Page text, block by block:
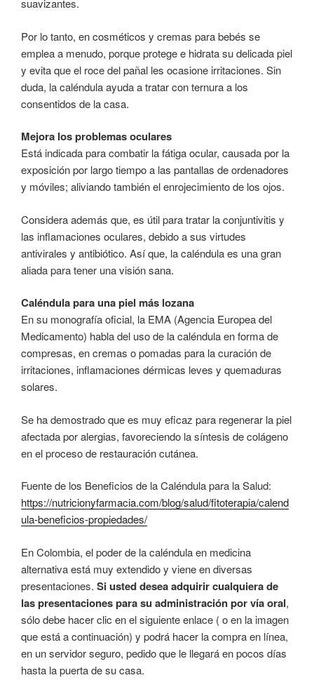
suavizantes.
Por lo tanto, en cosméticos y cremas para bebés se
emplea a menudo, porque protege e hidrata su delicada piel
y evita que el roce del pañal les ocasione irritaciones. Sin
duda, la caléndula ayuda a tratar con ternura a los
consentidos de la casa.
Mejora los problemas oculares
Está indicada para combatir la fátiga ocular, causada por la
exposición por largo tiempo a las pantallas de ordenadores
y móviles; aliviando también el enrojecimiento de los ojos.
Considera además que, es útil para tratar la conjuntivitis y
las inflamaciones oculares, debido a sus virtudes
antivirales y antibiótico. Así que, la caléndula es una gran
aliada para tener una visión sana.
Caléndula para una piel más lozana
En su monografía oficial, la EMA (Agencia Europea del
Medicamento) habla del uso de la caléndula en forma de
compresas, en cremas o pomadas para la curación de
irritaciones, inflamaciones dérmicas leves y quemaduras
solares.
Se ha demostrado que es muy eficaz para regenerar la piel
afectada por alergias, favoreciendo la síntesis de colágeno
en el proceso de restauración cutánea.
Fuente de los Beneficios de la Caléndula para la Salud:
https://nutricionyfarmacia.com/blog/salud/fitoterapia/calend
ula-beneficios-propiedades/
En Colombia, el poder de la caléndula en medicina
alternativa está muy extendido y viene en diversas
presentaciones. Si usted desea adquirir cualquiera de
las presentaciones para su administración por vía oral,
sólo debe hacer clic en el siguiente enlace ( o en la imagen
que está a continuación) y podrá hacer la compra en línea,
en un servidor seguro, pedido que le llegará en pocos días
hasta la puerta de su casa.